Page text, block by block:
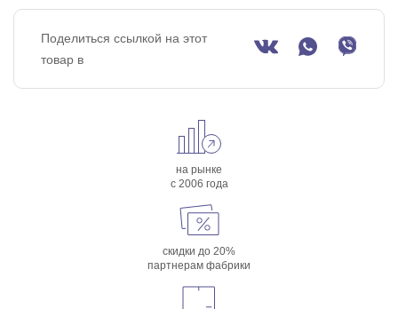
Поделиться ссылкой на этот
товар в
на рынке
с 2006 года
скидки до 20%
партнерам фабрики